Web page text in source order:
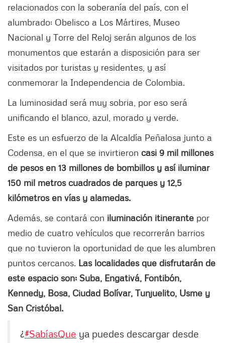
relacionados con la soberanía del país, con el
alumbrado: Obelisco a Los Mártires, Museo
Nacional y Torre del Reloj serán algunos de los
monumentos que estarán a disposición para ser
visitados por turistas y residentes, y así
conmemorar la Independencia de Colombia.
La luminosidad será muy sobria, por eso será
unificando el blanco, azul, morado y verde.
Este es un esfuerzo de la Alcaldía Peñalosa junto a
Codensa, en el que se invirtieron casi 9 mil millones
de pesos en 13 millones de bombillos y así iluminar
150 mil metros cuadrados de parques y 12,5
kilómetros en vías y alamedas.
Además, se contará con iluminación itinerante por
medio de cuatro vehículos que recorrerán barrios
que no tuvieron la oportunidad de que les alumbren
puntos cercanos. Las localidades que disfrutarán de
este espacio son: Suba, Engativá, Fontibón,
Kennedy, Bosa, Ciudad Bolívar, Tunjuelito, Usme y
San Cristóbal.
¿#SabíasQue ya puedes descargar desde